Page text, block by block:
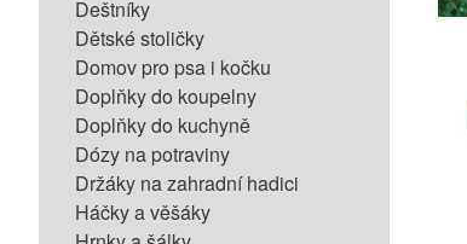
Deštníky
Dětské stoličky
Domov pro psa i kočku
Doplňky do koupelny
Doplňky do kuchyně
Dózy na potraviny
Držáky na zahradní hadici
Háčky a věšáky